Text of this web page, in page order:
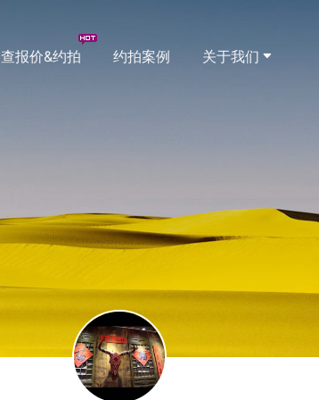
查报价&约拍 约拍案例 关于我们